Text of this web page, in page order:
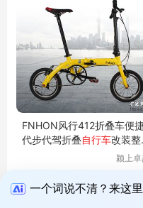
FNHON风行412折叠车便捷
代步代驾折叠自行车改装整
颍上卓
有限
￥ 1125.00 拨打电话
一个词说不清？来这